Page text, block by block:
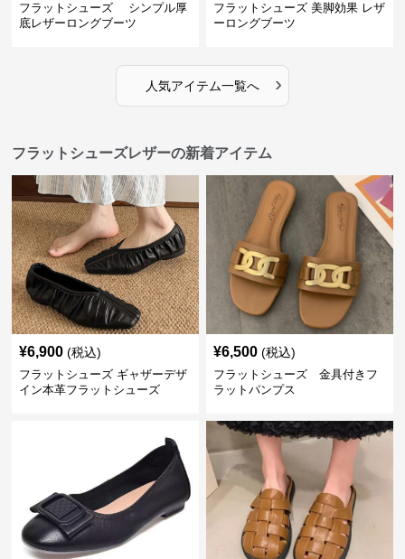
フラットシューズ シンプル厚
底レザーロングブーツ
フラットシューズ 美脚効果 レザ
ーロングブーツ
人気アイテム一覧へ ›
フラットシューズレザーの新着アイテム
¥6,900 (税込)
フラットシューズ ギャザーデザ
イン本革フラットシューズ
¥6,500 (税込)
フラットシューズ 金具付きフ
ラットパンプス